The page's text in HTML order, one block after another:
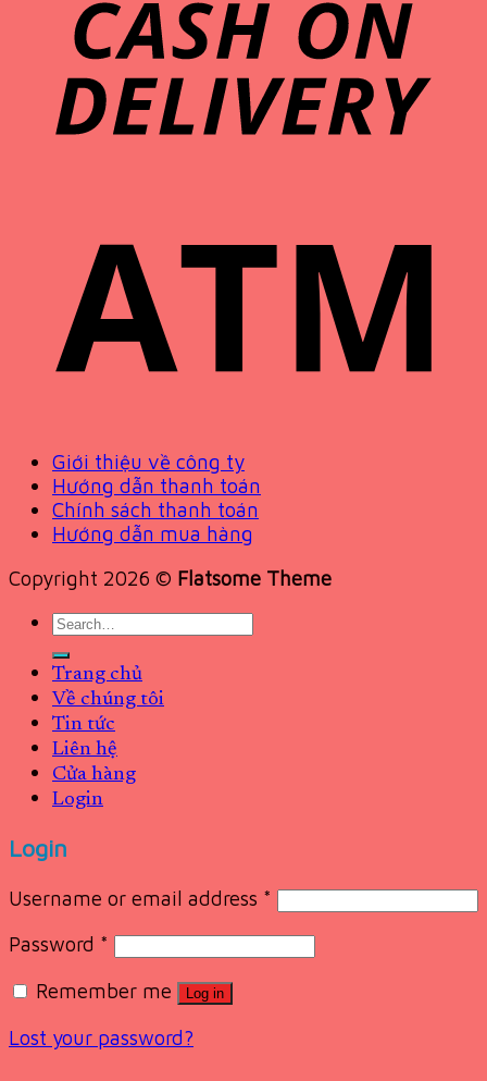
Giới thiệu về công ty
Hướng dẫn thanh toán
Chính sách thanh toán
Hướng dẫn mua hàng
Copyright 2026 © Flatsome Theme
Search
Trang chủ
Về chúng tôi
Tin tức
Liên hệ
Cửa hàng
Login
Login
Username or email address *
Password *
Remember me
Log in
Lost your password?